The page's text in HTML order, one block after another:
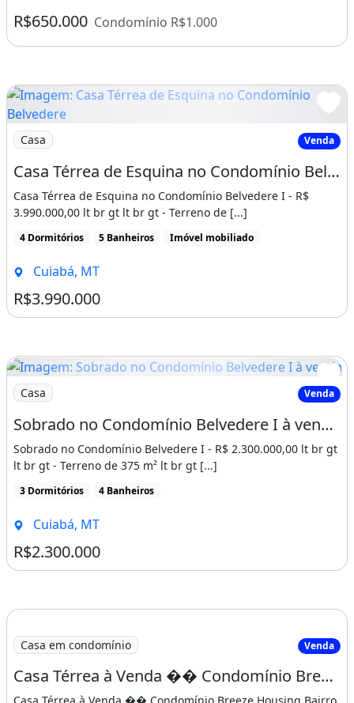
R$650.000 Condomínio R$1.000
Imagem: Casa Térrea de Esquina no Condomínio
Casa Venda
Casa Térrea de Esquina no Condomínio Belvedere I à venda por R$ 3.990.000,00
Casa Térrea de Esquina no Condomínio Belvedere I - R$
3.990.000,00 lt br gt lt br gt - Terreno de [...]
4 Dormitórios 5 Banheiros Imóvel mobiliado
Cuiabá, MT
R$3.990.000
Imagem: Sobrado no Condomínio Belvedere I à venda
Casa Venda
Sobrado no Condomínio Belvedere I à venda por R$ 2.300.000,00
Sobrado no Condomínio Belvedere I - R$ 2.300.000,00 lt br gt
lt br gt - Terreno de 375 m² lt br gt [...]
3 Dormitórios 4 Banheiros
Cuiabá, MT
R$2.300.000
Casa em condomínio Venda
Casa Térrea à Venda �� Condomínio Breeze Housing